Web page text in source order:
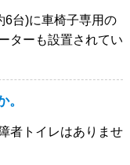
6台)に車椅子専用の
ターも設置されてい
者トイレはありませ